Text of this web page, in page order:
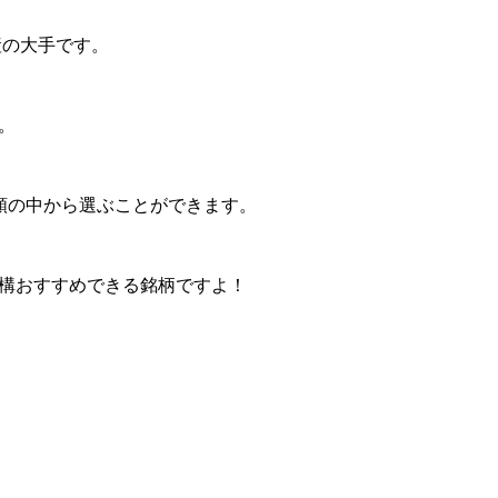
大手です。
中から選ぶことができます。
おすすめできる銘柄ですよ！